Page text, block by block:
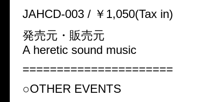
JAHCD-003 / ￥1,050(Tax in)
発売元・販売元
A heretic sound music
======================
○OTHER EVENTS